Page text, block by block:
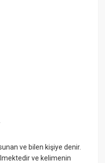
ve bilen kişiye denir.
ve kelimenin